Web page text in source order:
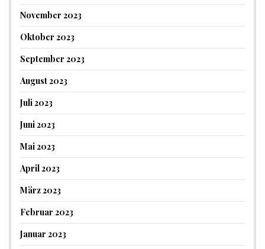
November 2023
Oktober 2023
September 2023
August 2023
Juli 2023
Juni 2023
Mai 2023
April 2023
März 2023
Februar 2023
Januar 2023